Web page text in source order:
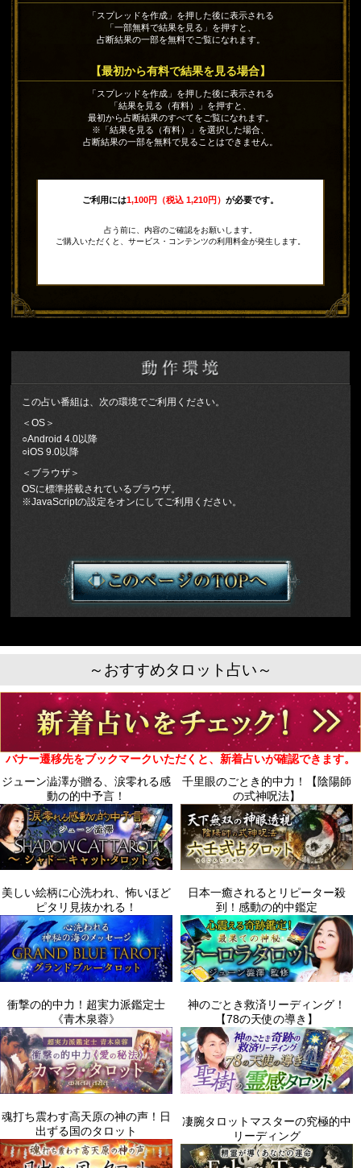
「スプレッドを作成」を押した後に表示される
「一部無料で結果を見る」を押すと、
占断結果の一部を無料でご覧になれます。
【最初から有料で結果を見る場合】
「スプレッドを作成」を押した後に表示される
「結果を見る（有料）」を押すと、
最初から占断結果のすべてをご覧になれます。
※「結果を見る（有料）」を選択した場合、
占断結果の一部を無料で見ることはできません。
ご利用には1,100円（税込 1,210円） が必要です。
占う前に、内容のご確認をお願いします。
ご購入いただくと、サービス・コンテンツの利用料金が発生します。
この占い番組は、次の環境でご利用ください。
＜OS＞
○Android 4.0以降
○iOS 9.0以降
＜ブラウザ＞
OSに標準搭載されているブラウザ。
※JavaScriptの設定をオンにしてご利用ください。